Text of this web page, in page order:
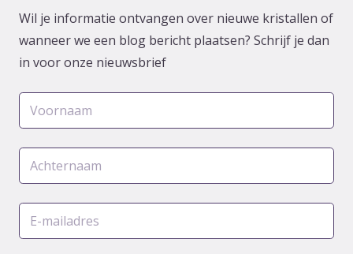
Wil je informatie ontvangen over nieuwe kristallen of
wanneer we een blog bericht plaatsen? Schrijf je dan
in voor onze nieuwsbrief